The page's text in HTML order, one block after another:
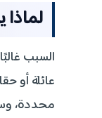
السبب
عائلة أو
محددة،